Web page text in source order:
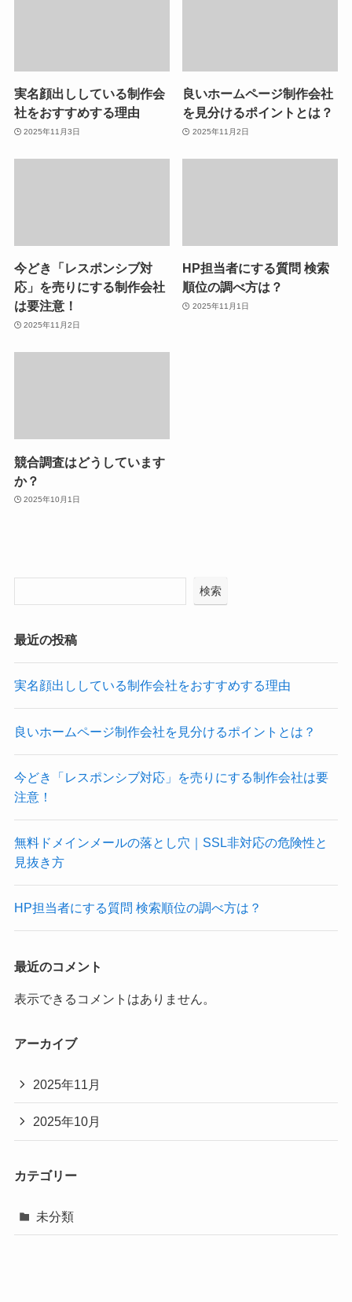
実名顔出ししている制作会
社をおすすめする理由
2025年11月3日
良いホームページ制作会社
を見分けるポイントとは？
2025年11月2日
今どき「レスポンシブ対
応」を売りにする制作会社
は要注意！
2025年11月2日
HP担当者にする質問 検索
順位の調べ方は？
2025年11月1日
競合調査はどうしています
か？
2025年10月1日
検索
最近の投稿
実名顔出ししている制作会社をおすすめする理由
良いホームページ制作会社を見分けるポイントとは？
今どき「レスポンシブ対応」を売りにする制作会社は要
注意！
無料ドメインメールの落とし穴｜SSL非対応の危険性と
見抜き方
HP担当者にする質問 検索順位の調べ方は？
最近のコメント
表示できるコメントはありません。
アーカイブ
2025年11月
2025年10月
カテゴリー
未分類